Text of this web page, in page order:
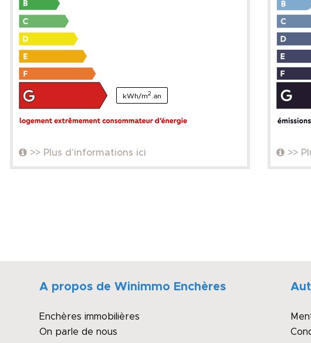
kWh/m2 .an
>> Plus d'informations ici >>
A propos de Winimmo Enchères
Enchères immobilières
On parle de nous